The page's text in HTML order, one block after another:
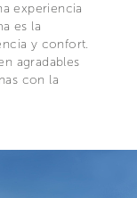
experiencia
es la
y confort.
agradables
con la